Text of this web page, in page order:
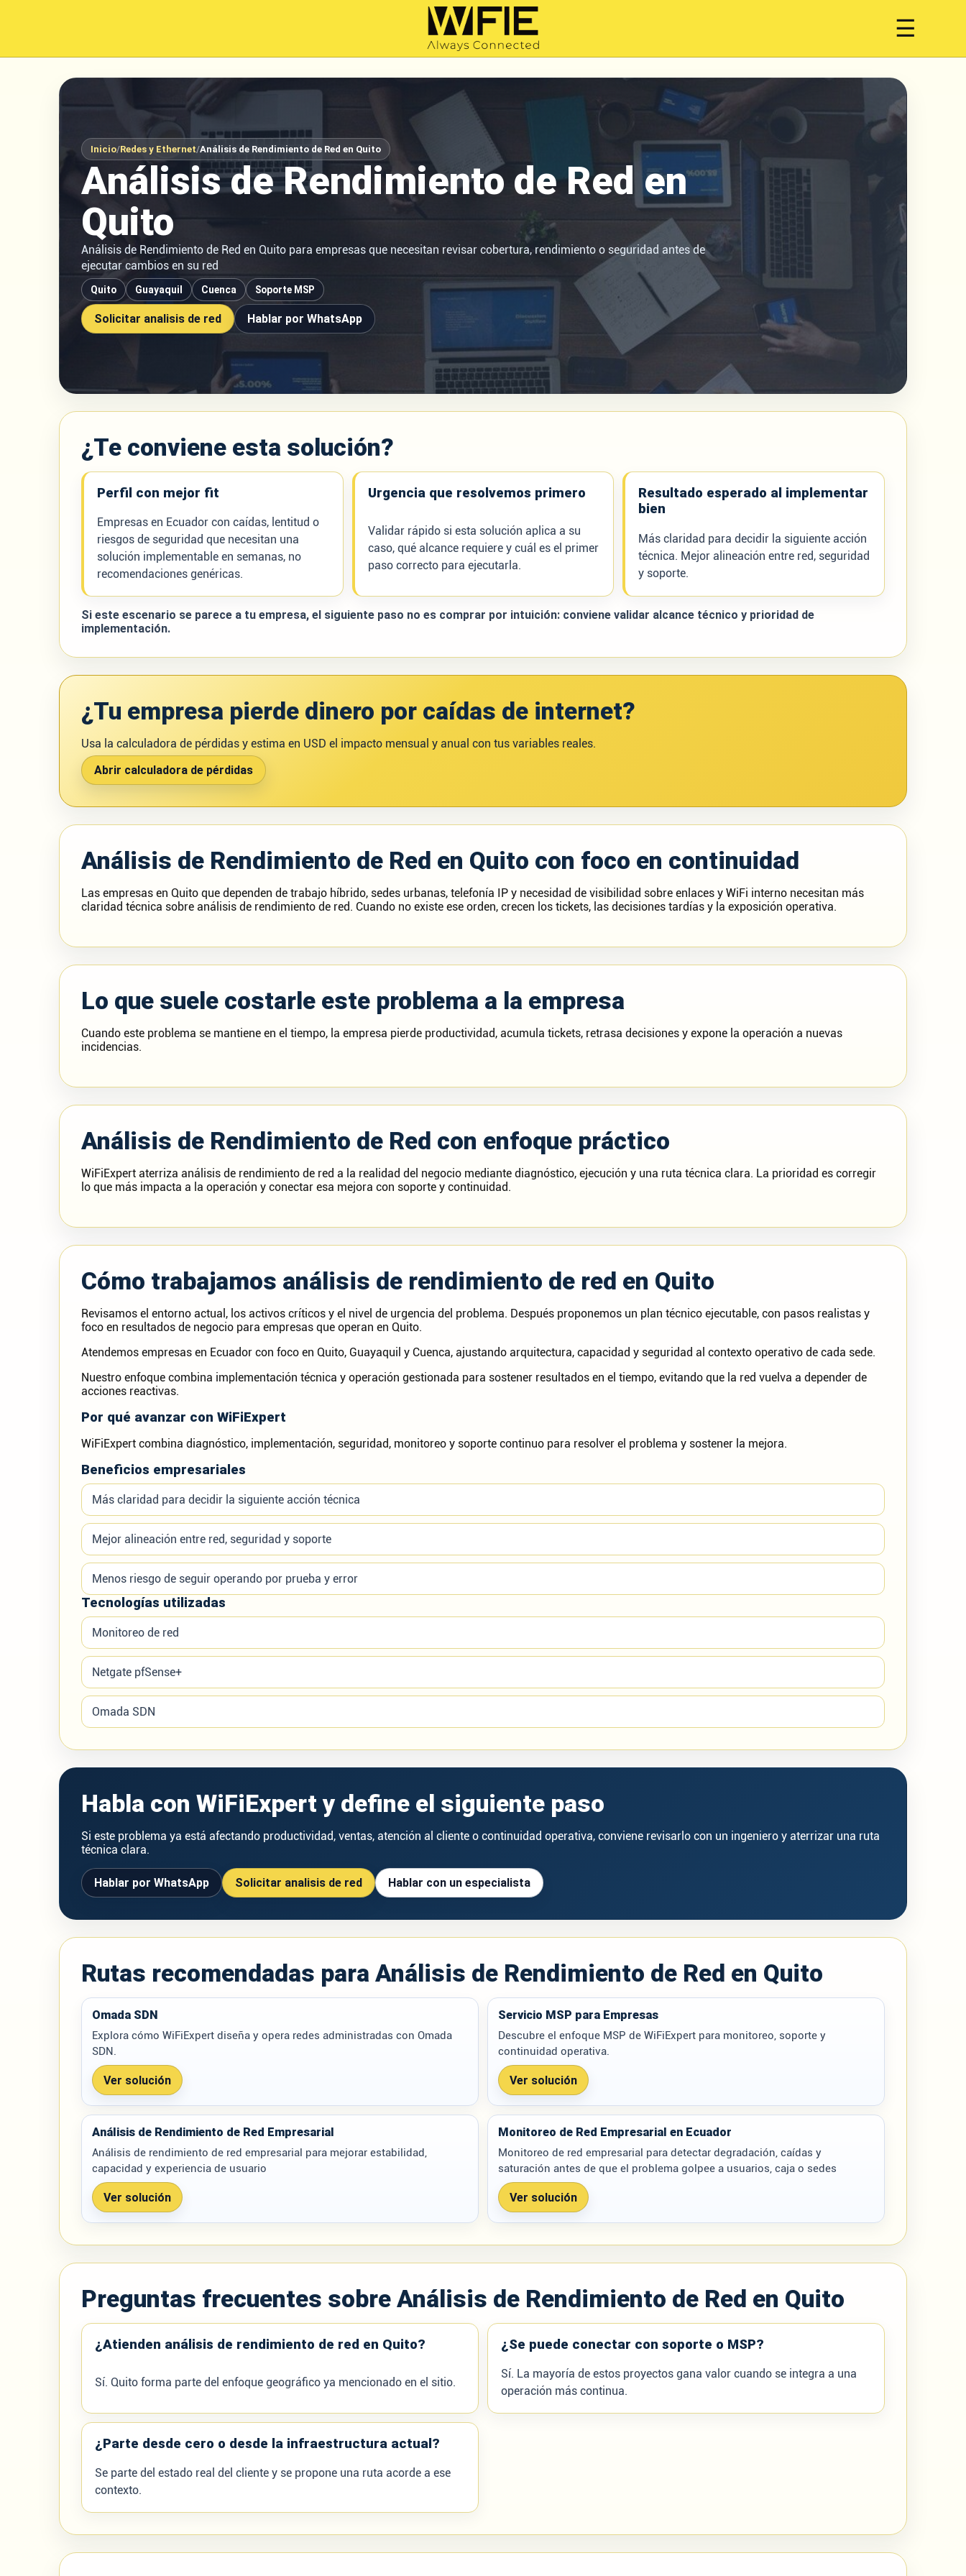
☰
Inicio/Redes y Ethernet/Análisis de Rendimiento de Red en Quito
Análisis de Rendimiento de Red en
Quito
Análisis de Rendimiento de Red en Quito para empresas que necesitan revisar cobertura, rendimiento o seguridad antes de
ejecutar cambios en su red
Quito Guayaquil Cuenca Soporte MSP
Solicitar analisis de red Hablar por WhatsApp
¿Te conviene esta solución?
Perfil con mejor fit
Empresas en Ecuador con caídas, lentitud o
riesgos de seguridad que necesitan una
solución implementable en semanas, no
recomendaciones genéricas.
Urgencia que resolvemos primero
Validar rápido si esta solución aplica a su
caso, qué alcance requiere y cuál es el primer
paso correcto para ejecutarla.
Resultado esperado al implementar
bien
Más claridad para decidir la siguiente acción
técnica. Mejor alineación entre red, seguridad
y soporte.
Si este escenario se parece a tu empresa, el siguiente paso no es comprar por intuición: conviene validar alcance técnico y prioridad de
implementación.
¿Tu empresa pierde dinero por caídas de internet?
Usa la calculadora de pérdidas y estima en USD el impacto mensual y anual con tus variables reales.
Abrir calculadora de pérdidas
Análisis de Rendimiento de Red en Quito con foco en continuidad
Las empresas en Quito que dependen de trabajo híbrido, sedes urbanas, telefonía IP y necesidad de visibilidad sobre enlaces y WiFi interno necesitan más
claridad técnica sobre análisis de rendimiento de red. Cuando no existe ese orden, crecen los tickets, las decisiones tardías y la exposición operativa.
Lo que suele costarle este problema a la empresa
Cuando este problema se mantiene en el tiempo, la empresa pierde productividad, acumula tickets, retrasa decisiones y expone la operación a nuevas
incidencias.
Análisis de Rendimiento de Red con enfoque práctico
WiFiExpert aterriza análisis de rendimiento de red a la realidad del negocio mediante diagnóstico, ejecución y una ruta técnica clara. La prioridad es corregir
lo que más impacta a la operación y conectar esa mejora con soporte y continuidad.
Cómo trabajamos análisis de rendimiento de red en Quito
Revisamos el entorno actual, los activos críticos y el nivel de urgencia del problema. Después proponemos un plan técnico ejecutable, con pasos realistas y
foco en resultados de negocio para empresas que operan en Quito.
Atendemos empresas en Ecuador con foco en Quito, Guayaquil y Cuenca, ajustando arquitectura, capacidad y seguridad al contexto operativo de cada sede.
Nuestro enfoque combina implementación técnica y operación gestionada para sostener resultados en el tiempo, evitando que la red vuelva a depender de
acciones reactivas.
Por qué avanzar con WiFiExpert
WiFiExpert combina diagnóstico, implementación, seguridad, monitoreo y soporte continuo para resolver el problema y sostener la mejora.
Beneficios empresariales
Más claridad para decidir la siguiente acción técnica
Mejor alineación entre red, seguridad y soporte
Menos riesgo de seguir operando por prueba y error
Tecnologías utilizadas
Monitoreo de red
Netgate pfSense+
Omada SDN
Habla con WiFiExpert y define el siguiente paso
Si este problema ya está afectando productividad, ventas, atención al cliente o continuidad operativa, conviene revisarlo con un ingeniero y aterrizar una ruta
técnica clara.
Hablar por WhatsApp Solicitar analisis de red Hablar con un especialista
Rutas recomendadas para Análisis de Rendimiento de Red en Quito
Omada SDN
Explora cómo WiFiExpert diseña y opera redes administradas con Omada
SDN.
Ver solución
Servicio MSP para Empresas
Descubre el enfoque MSP de WiFiExpert para monitoreo, soporte y
continuidad operativa.
Ver solución
Análisis de Rendimiento de Red Empresarial
Análisis de rendimiento de red empresarial para mejorar estabilidad,
capacidad y experiencia de usuario
Ver solución
Monitoreo de Red Empresarial en Ecuador
Monitoreo de red empresarial para detectar degradación, caídas y
saturación antes de que el problema golpee a usuarios, caja o sedes
Ver solución
Preguntas frecuentes sobre Análisis de Rendimiento de Red en Quito
¿Atienden análisis de rendimiento de red en Quito?
Sí. Quito forma parte del enfoque geográfico ya mencionado en el sitio.
¿Se puede conectar con soporte o MSP?
Sí. La mayoría de estos proyectos gana valor cuando se integra a una
operación más continua.
¿Parte desde cero o desde la infraestructura actual?
Se parte del estado real del cliente y se propone una ruta acorde a ese
contexto.